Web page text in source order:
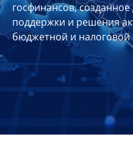
Участники
Планы
отчеты
Контакты
госфинансов,
поддержки и решения
бюджетной и налоговой